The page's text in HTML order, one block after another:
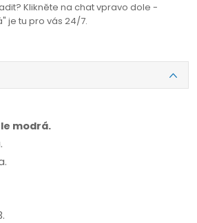
Klikněte na chat vpravo dole -
je tu pro vás 24/7.
modrá.